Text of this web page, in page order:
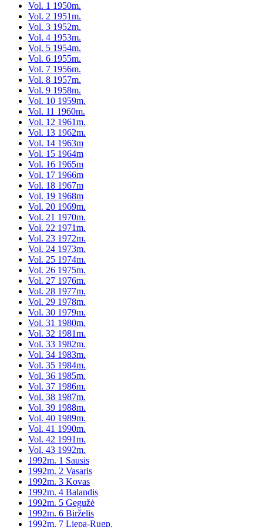
Vol. 1 1950m.
Vol. 2 1951m.
Vol. 3 1952m.
Vol. 4 1953m.
Vol. 5 1954m.
Vol. 6 1955m.
Vol. 7 1956m.
Vol. 8 1957m.
Vol. 9 1958m.
Vol. 10 1959m.
Vol. 11 1960m.
Vol. 12 1961m.
Vol. 13 1962m.
Vol. 14 1963m
Vol. 15 1964m
Vol. 16 1965m
Vol. 17 1966m
Vol. 18 1967m
Vol. 19 1968m
Vol. 20 1969m.
Vol. 21 1970m.
Vol. 22 1971m.
Vol. 23 1972m.
Vol. 24 1973m.
Vol. 25 1974m.
Vol. 26 1975m.
Vol. 27 1976m.
Vol. 28 1977m.
Vol. 29 1978m.
Vol. 30 1979m.
Vol. 31 1980m.
Vol. 32 1981m.
Vol. 33 1982m.
Vol. 34 1983m.
Vol. 35 1984m.
Vol. 36 1985m.
Vol. 37 1986m.
Vol. 38 1987m.
Vol. 39 1988m.
Vol. 40 1989m.
Vol. 41 1990m.
Vol. 42 1991m.
Vol. 43 1992m.
1992m. 1 Sausis
1992m. 2 Vasaris
1992m. 3 Kovas
1992m. 4 Balandis
1992m. 5 Gegužė
1992m. 6 Birželis
1992m. 7 Liepa-Rugp.